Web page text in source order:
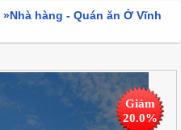
»Nhà hàng - Quán ăn Ở Vĩnh
Giảm
20.0%